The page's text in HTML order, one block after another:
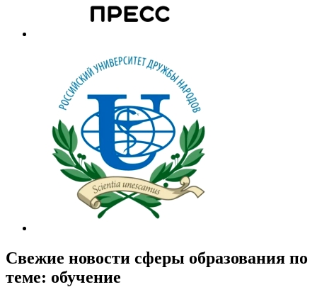
Свежие новости сферы образования по
теме: обучение